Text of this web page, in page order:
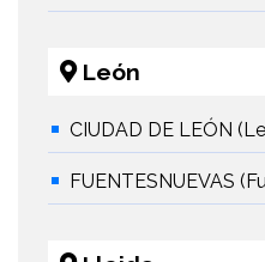
León
CIUDAD DE LEÓN
FUENTESNUEVAS